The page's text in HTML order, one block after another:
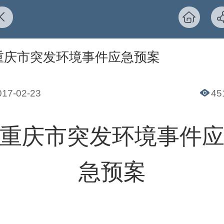
庆市突发环境事件应急预案
02-23
重庆市突发环境事件应
急预案